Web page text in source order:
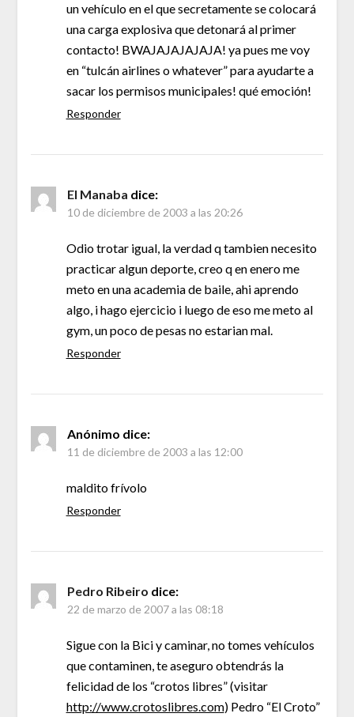
un vehículo en el que secretamente se colocará
una carga explosiva que detonará al primer
contacto! BWAJAJAJAJAJA! ya pues me voy
en “tulcán airlines o whatever” para ayudarte a
sacar los permisos municipales! qué emoción!
Responder
El Manaba dice:
10 de diciembre de 2003 a las 20:26
Odio trotar igual, la verdad q tambien necesito
practicar algun deporte, creo q en enero me
meto en una academia de baile, ahi aprendo
algo, i hago ejercicio i luego de eso me meto al
gym, un poco de pesas no estarian mal.
Responder
Anónimo dice:
11 de diciembre de 2003 a las 12:00
maldito frívolo
Responder
Pedro Ribeiro dice:
22 de marzo de 2007 a las 08:18
Sigue con la Bici y caminar, no tomes vehículos
que contaminen, te aseguro obtendrás la
felicidad de los “crotos libres” (visitar
http://www.crotoslibres.com) Pedro “El Croto”